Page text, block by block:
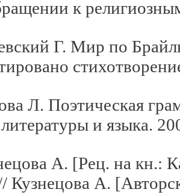
к
Г. Мир по
Л. Поэтическая
и языка.
А. [Рец. на кн.:
Кузнецова А.